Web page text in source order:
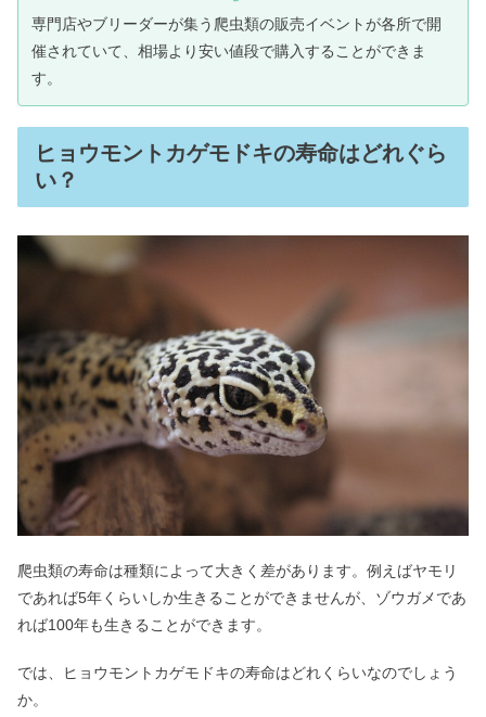
専門店やブリーダーが集う爬虫類の販売イベントが各所で開
催されていて、相場より安い値段で購入することができま
す。
ヒョウモントカゲモドキの寿命はどれぐら
い？
爬虫類の寿命は種類によって大きく差があります。例えばヤモリ
であれば5年くらいしか生きることができませんが、ゾウガメであ
れば100年も生きることができます。
では、ヒョウモントカゲモドキの寿命はどれくらいなのでしょう
か。